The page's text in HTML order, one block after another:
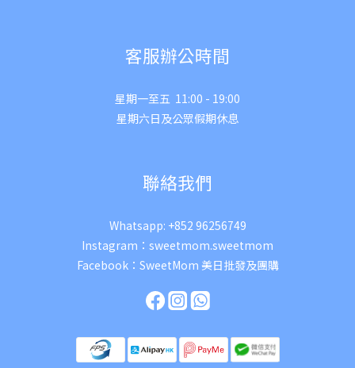
客服辦公時間
星期一至五 11:00 - 19:00
星期六日及公眾假期休息
聯絡我們
Whatsapp: +852 96256749
Instagram： sweetmom.sweetmom
Facebook： SweetMom 美日批發及團購